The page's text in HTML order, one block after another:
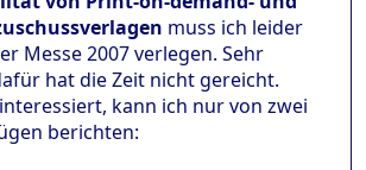
muss ich leider
Messe 2007 verlegen. Sehr
hat die Zeit nicht gereicht.
kann ich nur von zwei
berichten: